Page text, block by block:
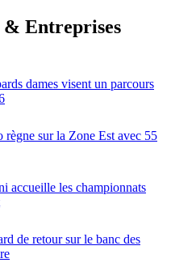
& Entreprises
dames visent un parcours
règne sur la Zone Est avec 55
accueille les championnats
de retour sur le banc des